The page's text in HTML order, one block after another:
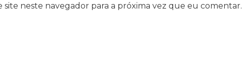
site neste navegador para a próxima vez que eu comentar.